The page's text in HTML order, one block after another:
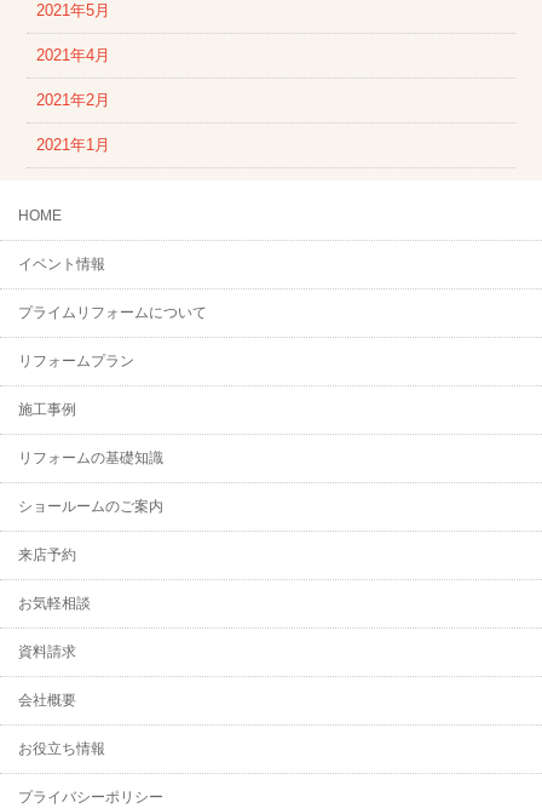
2021年5月
2021年4月
2021年2月
2021年1月
HOME
イベント情報
プライムリフォームについて
リフォームプラン
施工事例
リフォームの基礎知識
ショールームのご案内
来店予約
お気軽相談
資料請求
会社概要
お役立ち情報
プライバシーポリシー